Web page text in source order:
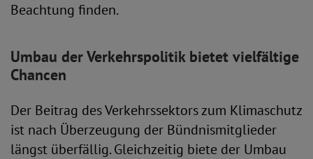
Beachtung finden.
Umbau der Verkehrspolitik bietet vielfältige
Chancen
Der Beitrag des Verkehrssektors zum Klimaschutz
ist nach Überzeugung der Bündnismitglieder
längst überfällig. Gleichzeitig biete der Umbau